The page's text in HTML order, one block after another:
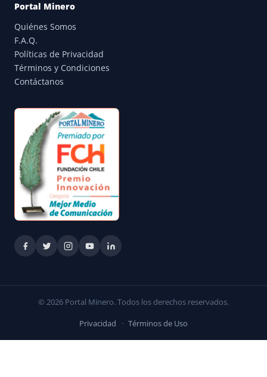
Portal Minero
Quiénes Somos
F.A.Q.
Políticas de Privacidad
Términos y Condiciones
Contáctanos
© 2026 Portal Minero. Todos los derechos reservados.
Privacidad · Términos de Uso